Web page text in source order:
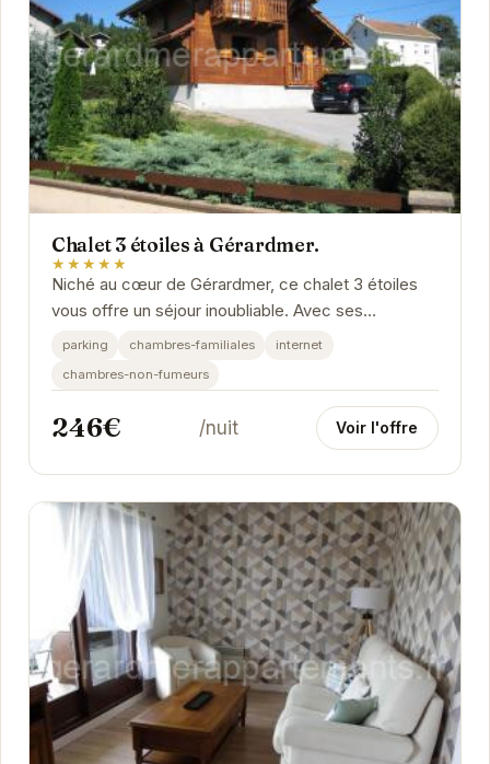
Chalet 3 étoiles à Gérardmer.
★★★★★
Niché au cœur de Gérardmer, ce chalet 3 étoiles
vous offre un séjour inoubliable. Avec ses
équipements modernes et son ambiance
parking chambres-familiales
internet
chambres-non-fumeurs
246€ /nuit Voir l'offre